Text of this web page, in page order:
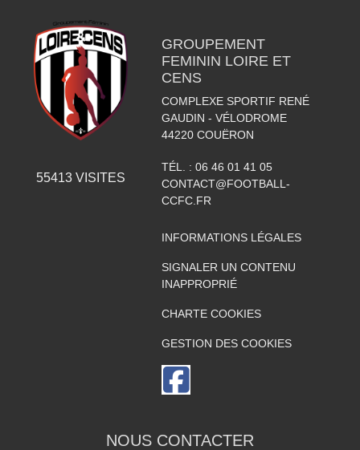
55413VISITES
GROUPEMENT
FEMININ LOIRE ET
CENS
COMPLEXE SPORTIF RENÉ
GAUDIN - VÉLODROME
44220 COUËRON
TÉL. : 06 46 01 41 05
CONTACT@FOOTBALL-
CCFC.FR
INFORMATIONS LÉGALES
SIGNALER UN CONTENU
INAPPROPRIÉ
CHARTE COOKIES
GESTION DES COOKIES
NOUS CONTACTER